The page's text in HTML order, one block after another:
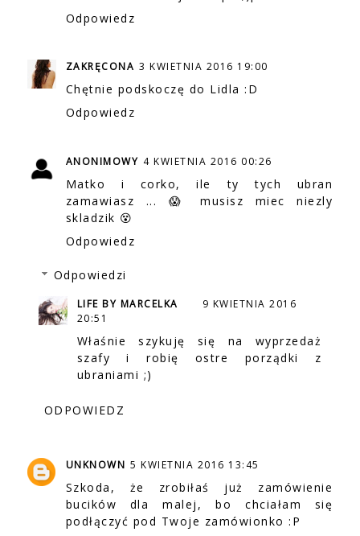
Odpowiedz
ZAKRĘCONA 3 KWIETNIA 2016 19:00
Chętnie podskoczę do Lidla :D
Odpowiedz
ANONIMOWY 4 KWIETNIA 2016 00:26
Matko i corko, ile ty tych ubran
zamawiasz ... 😱 musisz miec niezly
skladzik 😵
Odpowiedz
Odpowiedzi
LIFE BY MARCELKA
9 KWIETNIA 2016
20:51
Właśnie szykuję się na wyprzedaż
szafy i robię ostre porządki z
ubraniami ;)
ODPOWIEDZ
UNKNOWN 5 KWIETNIA 2016 13:45
Szkoda, że zrobiłaś już zamówienie
bucików dla malej, bo chciałam się
podłączyć pod Twoje zamówionko :P